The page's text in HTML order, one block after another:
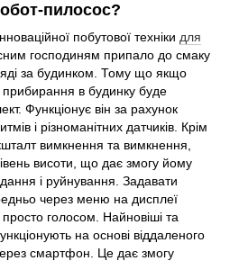
пилосос?
побутової техніки для
господиням припало до смаку
за будинком. Тому що якщо
в будинку буде
Функціонує він за рахунок
і різноманітних датчиків. Крім
вимкнення та вимкнення,
висоти, що дає змогу йому
і руйнування. Задавати
через меню на дисплеї
голосом. Найновіші та
на основі віддаленого
смартфон. Це дає змогу